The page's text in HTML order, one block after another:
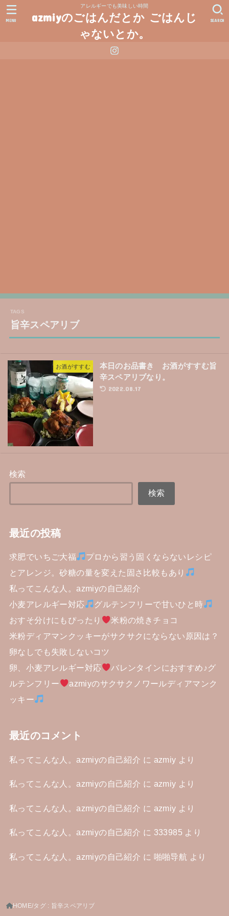
アレルギーでも美味しい時間
azmiyのごはんだとか ごはんじ
ゃないとか。
SEARCH
MENU
旨辛スペアリブ
お酒がすすむ
本日のお品書き お酒がすすむ旨
辛スペアリブなり。
2022.08.17
検索
検索
最近の投稿
求肥でいちご大福
プロから習う固くならないレシピ
とアレンジ。砂糖の量を変えた固さ比較もあり
私ってこんな人。azmiyの自己紹介
小麦アレルギー対応
グルテンフリーで甘いひと時
おすそ分けにもぴったり
米粉の焼きチョコ
米粉ディアマンクッキーがサクサクにならない原因は？
卵なしでも失敗しないコツ
卵、小麦アレルギー対応
バレンタインにおすすめ♪グ
ルテンフリー
azmiyのサクサクノワールディアマンク
ッキー
最近のコメント
私ってこんな人。azmiyの自己紹介 に azmiy より
私ってこんな人。azmiyの自己紹介 に azmiy より
私ってこんな人。azmiyの自己紹介 に azmiy より
私ってこんな人。azmiyの自己紹介 に 333985 より
私ってこんな人。azmiyの自己紹介 に 啪啪导航 より
HOME タグ : 旨辛スペアリブ